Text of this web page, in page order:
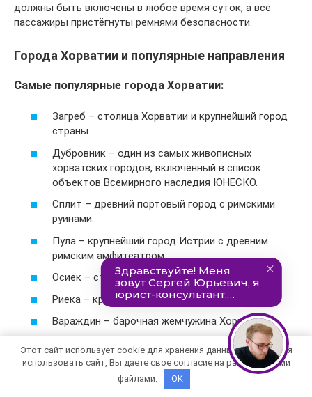
должны быть включены в любое время суток, а все
пассажиры пристёгнуты ремнями безопасности.
Города Хорватии и популярные направления
Самые популярные города Хорватии:
Загреб – столица Хорватии и крупнейший город
страны.
Дубровник – один из самых живописных
хорватских городов, включённый в список
объектов Всемирного наследия ЮНЕСКО.
Сплит – древний портовый город с римскими
руинами.
Пула – крупнейший город Истрии с древним
римским амфитеатром.
Осиек – столица Славонии.
Риека – крупнейший порт страны.
Вараждин – барочная жемчужина Хорватии.
Задар – один из красивейших городов Далмации.
Загреб – столица Хорватии
Этот сайт использует cookie для хранения данных. Продолжая
использовать сайт, Вы даете свое согласие на работу с этими
файлами.
OK